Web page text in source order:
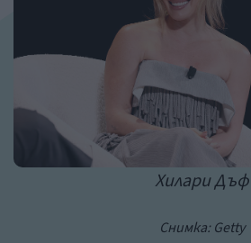
Хилари Дъф
Снимка: Getty